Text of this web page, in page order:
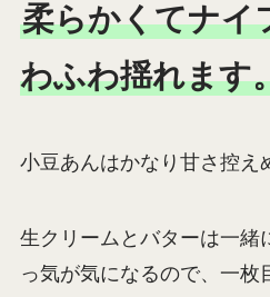
柔らかくてナイ
わふわ揺れます
小豆あんはかなり甘さ控え
生クリームとバターは一緒
っ気が気になるので、一枚